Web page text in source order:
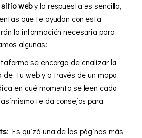
sitio weby la respuesta es sencilla,
que te ayudan con esta
la información necesaria para
algunas:
se encarga de analizar la
de tu web y a través de un mapa
en qué momento se leen cada
te da consejos para
: Es quizá una de las páginas más